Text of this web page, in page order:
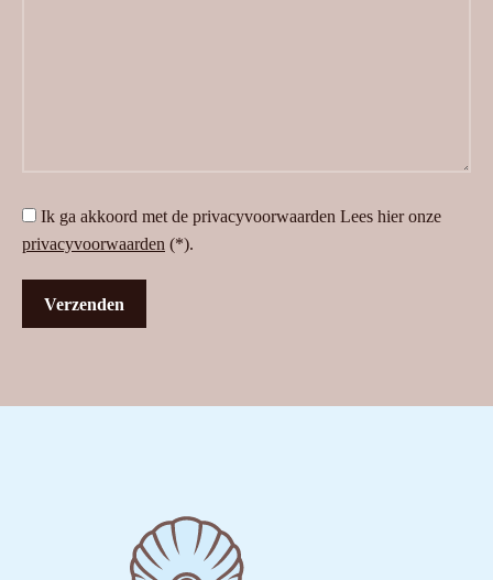
Ik ga akkoord met de privacyvoorwaarden Lees hier onze
privacyvoorwaarden (*).